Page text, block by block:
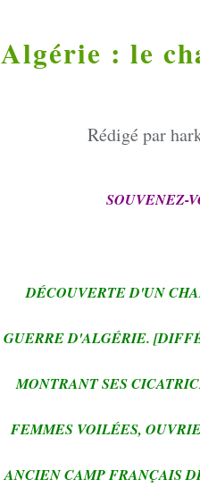
Algérie : le
Rédigé par
SOUVENEZ-
DÉCOUVERTE D'UN
GUERRE D'ALGÉRIE.
MONTRANT SES
FEMMES VOILÉES,
ANCIEN CAMP FRANÇAIS